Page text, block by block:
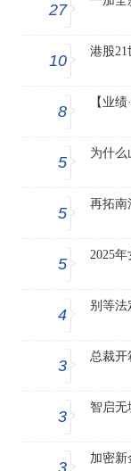
27
10
港股
8
【业
5
为什么
5
再拓南
5
2025
4
别等法
3
总裁开
3
智启无
加密新